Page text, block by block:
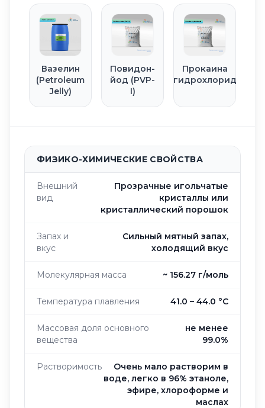
Вазелин
(Petroleum
Jelly)
Повидон-
йод (PVP-
I)
Прокаина
гидрохлорид
ФИЗИКО-ХИМИЧЕСКИЕ СВОЙСТВА
Внешний
вид
Прозрачные игольчатые
кристаллы или
кристаллический порошок
Запах и
вкус
Сильный мятный запах,
холодящий вкус
Молекулярная масса ~ 156.27 г/моль
Температура плавления 41.0 – 44.0 °C
Массовая доля основного
вещества
не менее
99.0%
Растворимость
Очень мало растворим в
воде, легко в 96% этаноле,
эфире, хлороформе и
маслах